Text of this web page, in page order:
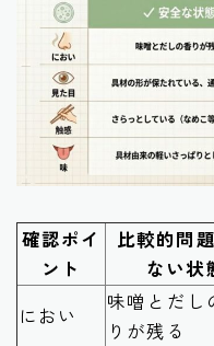
確認ポイ
ント
比較的問
ない状
におい
味噌とだし
りが残る